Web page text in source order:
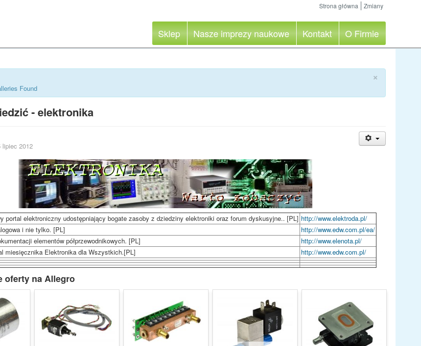
Strona główna Zmiany
Sklep Nasze imprezy naukowe Kontakt O Firmie
×
Found
- elektronika
lipiec 2012
portal elektroniczny udostępniający bogate zasoby z dziedziny elektroniki oraz forum dyskusyjne.. [PL] http://www.elektroda.pl/
i nie tylko. [PL]
http://www.edw.com.pl/ea/
elementów półprzewodnikowych. [PL]
http://www.elenota.pl/
miesięcznika Elektronika dla Wszystkich.[PL]
http://www.edw.com.pl/
oferty na Allegro